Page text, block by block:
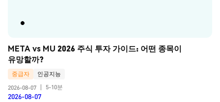
META vs MU 2026 주식 투자 가이드: 어떤 종목이
유망할까?
중급자
인공지능
2026-08-07
5-10분
2026-08-07